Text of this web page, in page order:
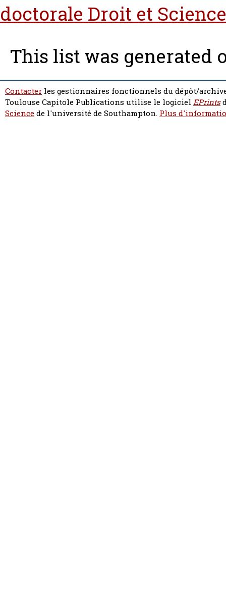
doctorale Droit et
This list was generated
Contacter les gestionnaires fonctionnels du dépôt/
Toulouse Capitole Publications utilise le logiciel EPrints
Sciencede l'université de Southampton. Plus